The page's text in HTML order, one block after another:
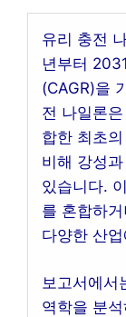
유리 충전
년부터
(CAGR)을
전 나일론
합한 최초
비해 강성
있습니다.
를 혼합하
다양한 산
보고서에서
역학을 분